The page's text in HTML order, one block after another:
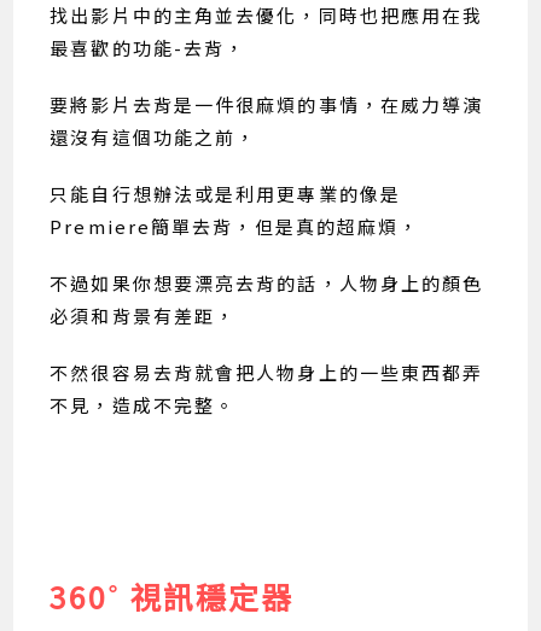
找出影片中的主角並去優化，同時也把應用在我
最喜歡的功能-去背，
要將影片去背是一件很麻煩的事情，在威力導演
還沒有這個功能之前，
只能自行想辦法或是利用更專業的像是
Premiere簡單去背，但是真的超麻煩，
不過如果你想要漂亮去背的話，人物身上的顏色
必須和背景有差距，
不然很容易去背就會把人物身上的一些東西都弄
不見，造成不完整。
360˚ 視訊穩定器